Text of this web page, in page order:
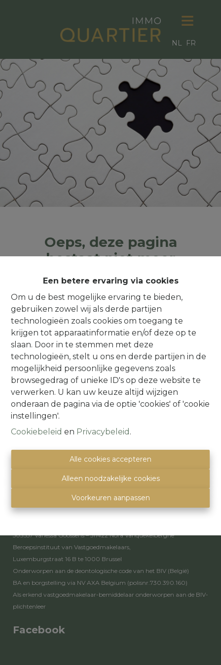
Een betere ervaring via cookies
Om u de best mogelijke ervaring te bieden,
gebruiken zowel wij als derde partijen
technologieën zoals cookies om toegang te
krijgen tot apparaatinformatie en/of deze op te
slaan. Door in te stemmen met deze
technologieën, stelt u ons en derde partijen in de
mogelijkheid persoonlijke gegevens zoals
browsegedrag of unieke ID's op deze website te
verwerken. U kan uw keuze altijd wijzigen
onderaan de pagina via de optie 'cookies' of 'cookie
instellingen'.
Cookiebeleid en Privacybeleid .
Alle cookies accepteren
Alleen noodzakelijke cookies
Voorkeuren aanpassen
NL FR
Oeps, deze pagina
bestaat niet meer
Te koop Te huur
Contact
Alsembergsesteenweg 259
1501 Halle (Buizingen)
(Parking naast de deur)
Privacy statement
Toezichthoudende autoriteit
503557 Vanessa Goossens – 511422 Nora Vanquekelberghe
Beroepsinstituut van Vastgoedmakelaars,
Luxemburgstraat 16 B te 1000 Brussel
Onderworpen aan de deontologische code van het BIV (België)
BA en borgstelling via NV AXA Belgium (polisnr.730.390.160)
Als erkend vastgoedmakelaar-bemiddelaar onderworpen aan de BIV-
plichtenleer
Facebook